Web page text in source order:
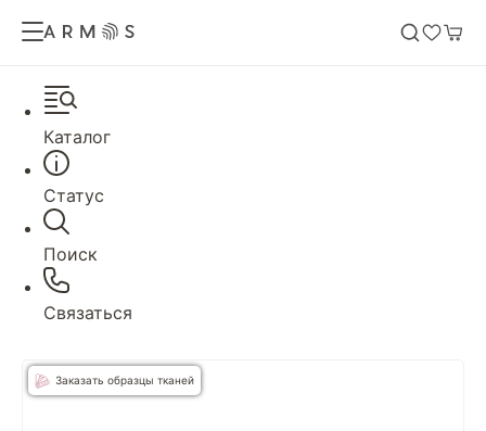
Каталог
Статус
Поиск
Связаться
Заказать образцы тканей